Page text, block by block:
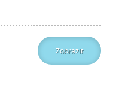
Zobrazit